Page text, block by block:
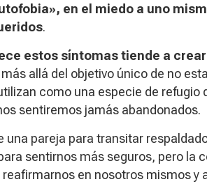
en el miedo a uno
.
estos síntomas tiende a
más allá del objetivo único de no
como una especie de refugio
sentiremos jamás abandonados.
una pareja para transitar
sentirnos más seguros, pero la
en nosotros mismos y